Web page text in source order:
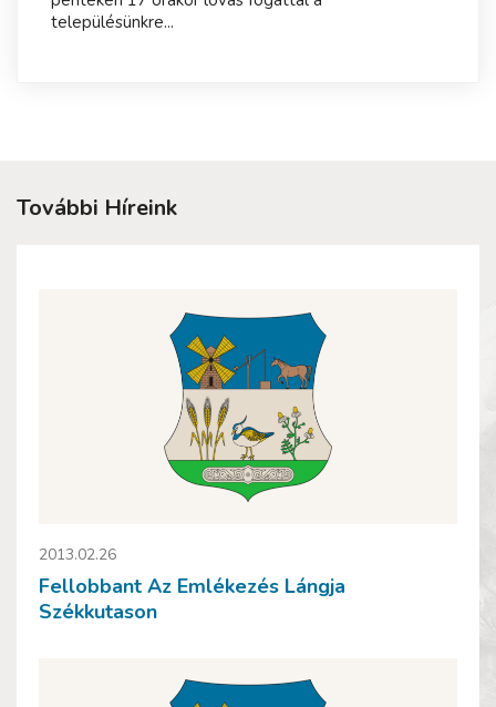
településünkre...
További Híreink
2013.02.26
Fellobbant Az Emlékezés Lángja
Székkutason